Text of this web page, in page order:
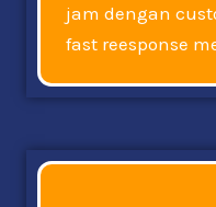
jam dengan
fast reesponse